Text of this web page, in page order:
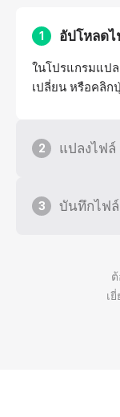
เ
1 อัปโหลด
ในโปรแกรมแป
เปลี่ยน หรือคลิก
2 แปลงไฟล์
3 บันทึกไฟล์